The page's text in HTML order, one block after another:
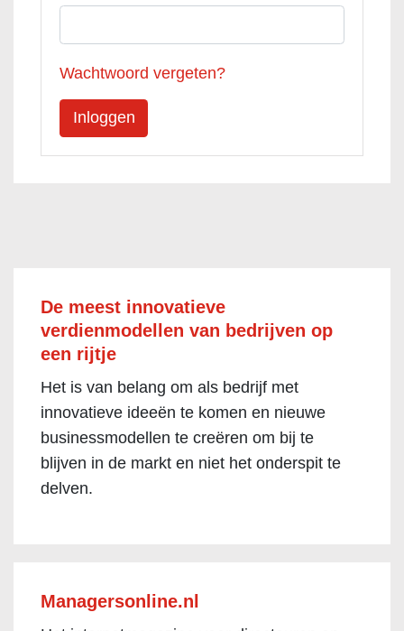
Wachtwoord vergeten?
De meest innovatieve
verdienmodellen van bedrijven op
een rijtje
Het is van belang om als bedrijf met
innovatieve ideeën te komen en nieuwe
businessmodellen te creëren om bij te
blijven in de markt en niet het onderspit te
delven.
Managersonline.nl